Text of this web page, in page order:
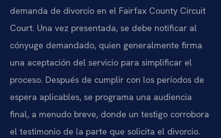
demanda de divorcio en el Fairfax County Circuit
Court. Una vez presentada, se debe notificar al
cónyuge demandado, quien generalmente firma
una aceptación del servicio para simplificar el
proceso. Después de cumplir con los períodos de
espera aplicables, se programa una audiencia
final, a menudo breve, donde un testigo corrobora
el testimonio de la parte que solicita el divorcio.